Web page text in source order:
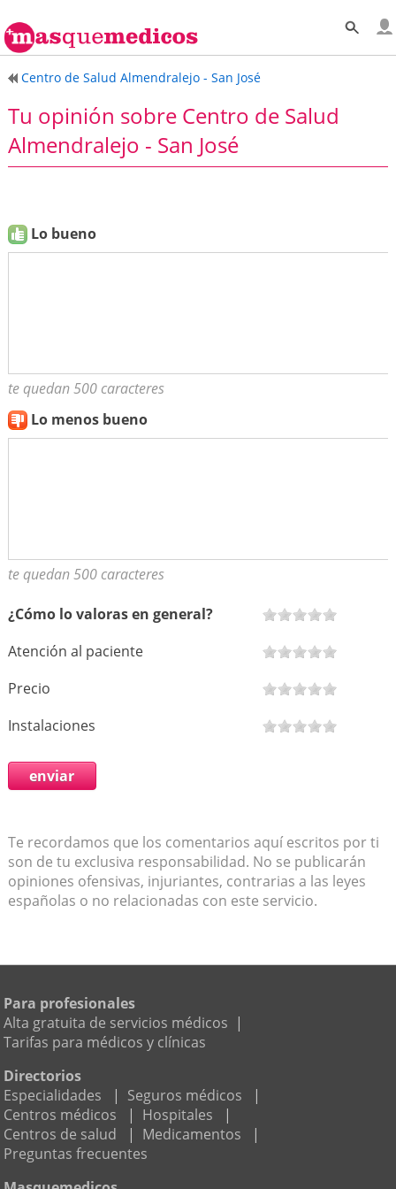
Centro de Salud Almendralejo - San José
Tu opinión sobre Centro de Salud
Almendralejo - San José
Lo bueno
te quedan 500 caracteres
Lo menos bueno
te quedan 500 caracteres
¿Cómo lo valoras en general?
Atención al paciente
Precio
Instalaciones
Te recordamos que los comentarios aquí escritos por ti
son de tu exclusiva responsabilidad. No se publicarán
opiniones ofensivas, injuriantes, contrarias a las leyes
españolas o no relacionadas con este servicio.
Para profesionales
Alta gratuita de servicios médicos |
Tarifas para médicos y clínicas
Directorios
Especialidades
| Seguros médicos
|
Centros médicos
| Hospitales
|
Centros de salud
| Medicamentos
|
Preguntas frecuentes